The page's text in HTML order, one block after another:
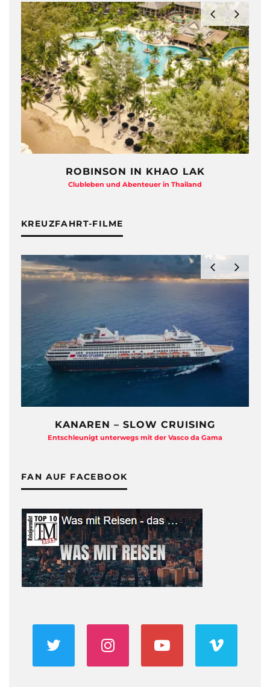
ROBINSON IN KHAO LAK
Clubleben und Abenteuer in Thailand
KREUZFAHRT-FILME
KANAREN – SLOW CRUISING
Entschleunigt unterwegs mit der Vasco da Gama
FAN AUF FACEBOOK